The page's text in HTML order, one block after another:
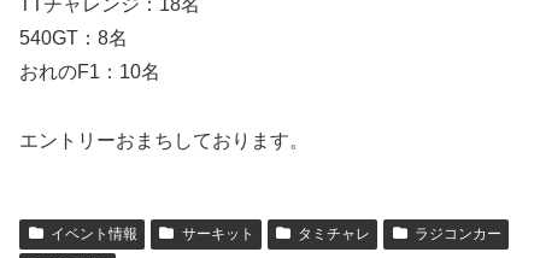
TTチャレンジ：18名
540GT：8名
おれのF1：10名
エントリーおまちしております。
イベント情報 サーキット タミチャレ
ラジコンカー